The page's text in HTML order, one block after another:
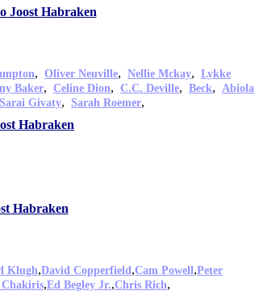
Joost Habraken
, Oliver Neuville, Nellie Mckay, Lykke
Baker, Celine Dion, C.C. Deville, Beck, Abiola
Sarai Givaty, Sarah Roemer,
Habraken
Habraken
Klugh,David Copperfield,Cam Powell,Peter
Chakiris,Ed Begley Jr.,Chris Rich,